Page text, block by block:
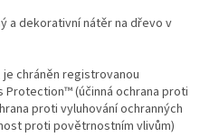
a dekorativní nátěr na dřevo v
chráněn registrovanou
Protection™ (účinná ochrana proti
proti vyluhování ochranných
proti povětrnostním vlivům)